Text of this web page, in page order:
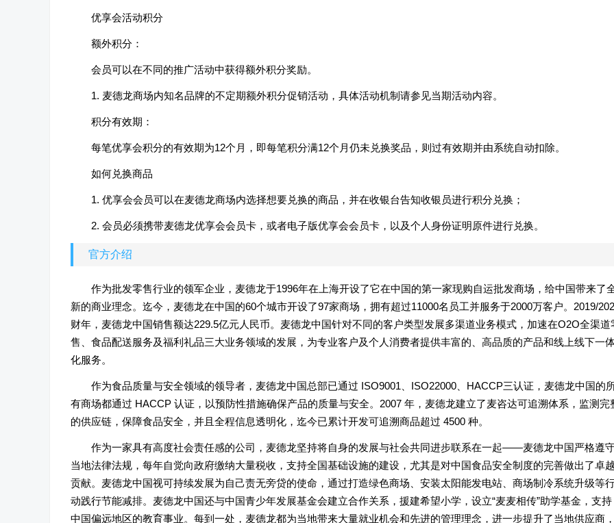
优享会活动积分
额外积分：
会员可以在不同的推广活动中获得额外积分奖励。
1. 麦德龙商场内知名品牌的不定期额外积分促销活动，具体活动机制请参见当期活动内容。
积分有效期：
每笔优享会积分的有效期为12个月，即每笔积分满12个月仍未兑换奖品，则过有效期并由系统自动扣除。
如何兑换商品
1. 优享会会员可以在麦德龙商场内选择想要兑换的商品，并在收银台告知收银员进行积分兑换；
2. 会员必须携带麦德龙优享会会员卡，或者电子版优享会会员卡，以及个人身份证明原件进行兑换。
官方介绍
作为批发零售行业的领军企业，麦德龙于1996年在上海开设了它在中国的第一家现购自运批发商场，给中国带来了
新的商业理念。迄今，麦德龙在中国的60个城市开设了97家商场，拥有超过11000名员工并服务于2000万客户。2019/
财年，麦德龙中国销售额达229.5亿元人民币。麦德龙中国针对不同的客户类型发展多渠道业务模式，加速在O2O全渠道
售、食品配送服务及福利礼品三大业务领域的发展，为专业客户及个人消费者提供丰富的、高品质的产品和线上线下一
化服务。
作为食品质量与安全领域的领导者，麦德龙中国总部已通过 ISO9001、ISO22000、HACCP三认证，麦德龙中国的
有商场都通过 HACCP 认证，以预防性措施确保产品的质量与安全。2007 年，麦德龙建立了麦咨达可追溯体系，监测完
的供应链，保障食品安全，并且全程信息透明化，迄今已累计开发可追溯商品超过 4500 种。
作为一家具有高度社会责任感的公司，麦德龙坚持将自身的发展与社会共同进步联系在一起——麦德龙中国严格遵
当地法律法规，每年自觉向政府缴纳大量税收，支持全国基础设施的建设，尤其是对中国食品安全制度的完善做出了卓
贡献。麦德龙中国视可持续发展为自己责无旁贷的使命，通过打造绿色商场、安装太阳能发电站、商场制冷系统升级等
动践行节能减排。麦德龙中国还与中国青少年发展基金会建立合作关系，援建希望小学，设立“麦麦相传”助学基金，支持
中国偏远地区的教育事业。每到一处，麦德龙都为当地带来大量就业机会和先进的管理理念，进一步提升了当地供应商